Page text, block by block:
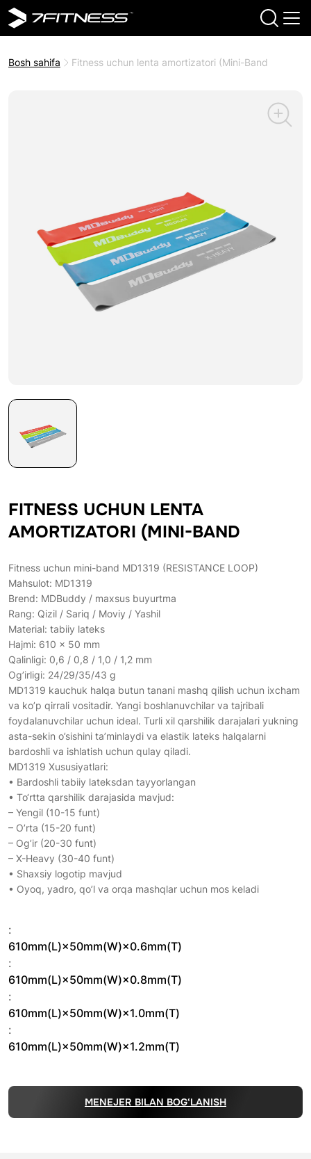
Bosh sahifa Fitness uchun lenta amortizatori (Mini-Band
FITNESS UCHUN LENTA
AMORTIZATORI (MINI-BAND
Fitness uchun mini-band MD1319 (RESISTANCE LOOP)
Mahsulot: MD1319
Brend: MDBuddy / maxsus buyurtma
Rang: Qizil / Sariq / Moviy / Yashil
Material: tabiiy lateks
Hajmi: 610 × 50 mm
Qalinligi: 0,6 / 0,8 / 1,0 / 1,2 mm
Og’irligi: 24/29/35/43 g
MD1319 kauchuk halqa butun tanani mashq qilish uchun ixcham
va ko’p qirrali vositadir. Yangi boshlanuvchilar va tajribali
foydalanuvchilar uchun ideal. Turli xil qarshilik darajalari yukning
asta-sekin o’sishini ta’minlaydi va elastik lateks halqalarni
bardoshli va ishlatish uchun qulay qiladi.
MD1319 Xususiyatlari:
• Bardoshli tabiiy lateksdan tayyorlangan
• To‘rtta qarshilik darajasida mavjud:
– Yengil (10-15 funt)
– O’rta (15-20 funt)
– Og’ir (20-30 funt)
– X-Heavy (30-40 funt)
• Shaxsiy logotip mavjud
• Oyoq, yadro, qo’l va orqa mashqlar uchun mos keladi
:
610mm(L)×50mm(W)×0.6mm(T)
:
610mm(L)×50mm(W)×0.8mm(T)
:
610mm(L)×50mm(W)×1.0mm(T)
:
610mm(L)×50mm(W)×1.2mm(T)
MENEJER BILAN BOG‘LANISH